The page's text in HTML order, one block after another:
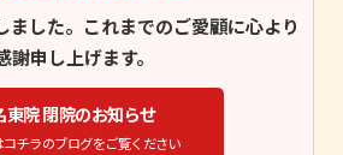
ました。これまでのご愛顧に心より
謝申し上げます。
東院 閉院のお知らせ
コチラのブログをご覧ください